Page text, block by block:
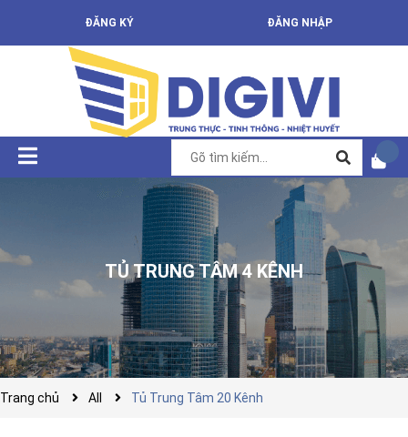
ĐĂNG KÝ ĐĂNG NHẬP
TỦ TRUNG TÂM 4 KÊNH
Trang chủ All Tủ Trung Tâm 20 Kênh